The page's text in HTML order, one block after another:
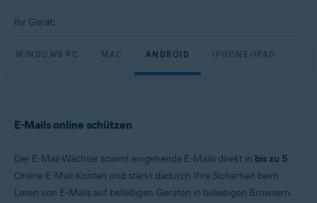
Avast One
Ihr Gerät:
WINDOWS PC MAC ANDROID IPHONE/IPAD
E-Mails online schützen
Der E-Mail-Wächter scannt eingehende E-Mails direkt in bis zu 5
Online-E-Mail-Konten und stärkt dadurch Ihre Sicherheit beim
Lesen von E-Mails auf beliebigen Geräten in beliebigen Browsern.